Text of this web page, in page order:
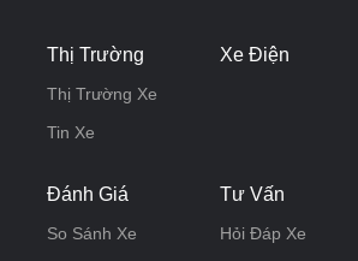
Thị Trường
Thị Trường Xe
Tin Xe
Xe Điện
Đánh Giá
So Sánh Xe
Tư Vấn
Hỏi Đáp Xe